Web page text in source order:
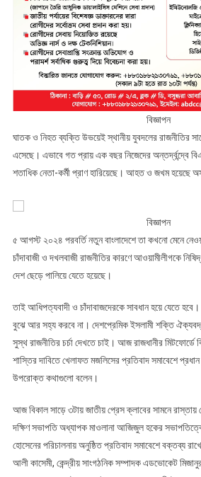
বিজ্ঞাপন
ঘাতক ও নিহত ব্যক্তি উভয়েই স্থানীয় যুবদলের রাজনীতির
এসেছে। এভাবে গত প্রায় এক বছর নিজেদের অন্তর্দ্বন্দ্বে
শতাধিক নেতা-কর্মী প্রাণ হারিয়েছে। আহত ও জখম হয়েছে
বিজ্ঞাপন
৫ আগস্ট ২০২৪ পরবর্তি নতুন বাংলাদেশে তা কখনো মেনে
চাঁদাবাজী ও দখলবাজী রাজনীতির কারণে আওয়ামীলীগকে
দেশ ছেড়ে পালিয়ে যেতে হয়েছে।
তাই আধিপত্যবাদী ও চাঁদাবাজদেরকে সাবধান হয়ে যেতে
বুঝে আর সহ্য করবে না। দেশপ্রেমিক ইসলামী শক্তি
সুস্থ রাজনীতির চর্চা দেখতে চাই। আজ রাজধানীর মিটফোর্ডে
শাস্তির দাবিতে খেলাফত মজলিসের প্রতিবাদ সমাবেশে
উপরোক্ত কথাগুলো বলেন।
আজ বিকাল সাড়ে ৩টায় জাতীয় প্রেস ক্লাবের সামনে রাস্তায়
দক্ষিণ সভাপতি অধ্যাপক মাওলানা আজিজুল হকের
হোসেনের পরিচালনায় অনুষ্ঠিত প্রতিবাদ সমাবেশে বক্তব্য
আলী কাসেমী, কেন্দ্রীয় সাংগঠনিক সম্পাদক এডভোকেট